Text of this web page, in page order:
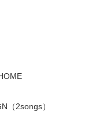
（2songs）